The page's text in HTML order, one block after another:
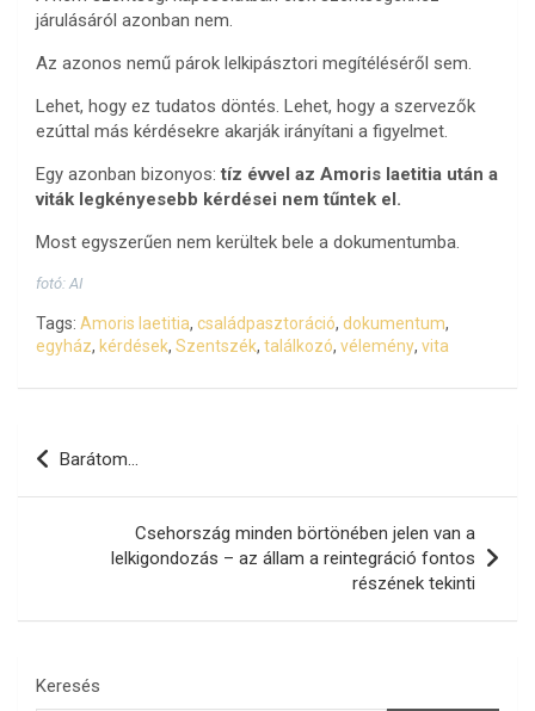
járulásáról azonban nem.
Az azonos nemű párok lelkipásztori megítéléséről sem.
Lehet, hogy ez tudatos döntés. Lehet, hogy a szervezők
ezúttal más kérdésekre akarják irányítani a figyelmet.
Egy azonban bizonyos:tíz évvel az Amoris laetitia után a
viták legkényesebb kérdései nem tűntek el.
Most egyszerűen nem kerültek bele a dokumentumba.
fotó: AI
Tags: Amoris laetitia, családpasztoráció, dokumentum,
egyház, kérdések, Szentszék, találkozó, vélemény, vita
Bejegyzés
navigáció
Barátom…
Csehország minden börtönében jelen van a
lelkigondozás – az állam a reintegráció fontos
részének tekinti
Keresés